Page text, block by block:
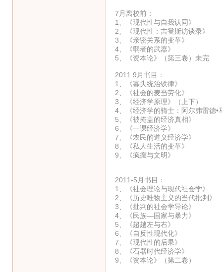
7月离校前：
1、《现代性与自我认同
2、《现代性：吉登斯访谈
3、《亲密关系的变革》
4、《弱者的武器》
5、《资本论》（第三卷）
2011.9月书目：
1、《寡头统治铁律》
2、《社会的麦当劳化》
3、《经济学原理》（上下
4、《经济学的骑士：阿尔弗雷
5、《被掩盖的经济真相》
6、《一课经济学》
7、《农民的道义经济学
8、《私人生活的变革》
9、《疯癫与文明》
2011-5月书目：
1、《社会理论与现代社
2、《历史唯物主义的当
3、《批判的社会学导
4、《民族—国家与暴
5、《超越左与右》
6、《自反性现代化
7、《现代性的后果
8、《石器时代经济学
9、《资本论》（第二